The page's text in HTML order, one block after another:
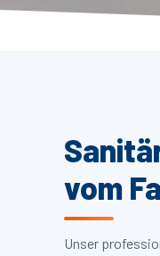
vom
Unser